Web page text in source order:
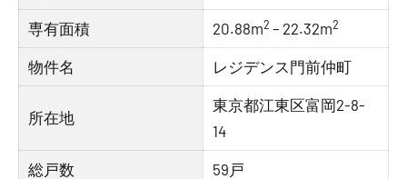
専有面積 20.88m2 – 22.32m2
物件名 レジデンス門前仲町
所在地
東京都江東区富岡2-8-
14
総戸数 59戸